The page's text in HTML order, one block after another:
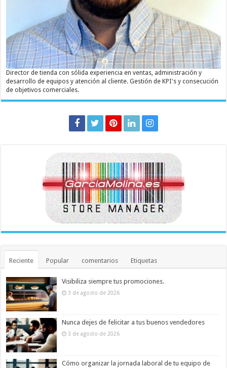
Director de tienda con sólida experiencia en ventas, administración y
desarrollo de equipos y atención al cliente. Gestión de KPI's y consecución
de objetivos comerciales.
Reciente Popular comentarios Etiquetas
Visibiliza siempre tus promociones.
3 de agosto de 2026
Nunca dejes de felicitar a tus buenos vendedores
3 de agosto de 2026
Cómo organizar la jornada laboral de tu equipo de